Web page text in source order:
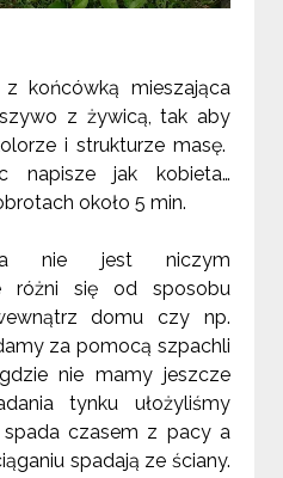
końcówką mieszająca
z żywicą, tak aby
i strukturze masę.
napisze jak kobieta…
około 5 min.
nie jest niczym
różni się od sposobu
domu czy np.
za pomocą szpachli
nie mamy jeszcze
tynku ułożyliśmy
spada czasem z pacy a
spadają ze ściany.